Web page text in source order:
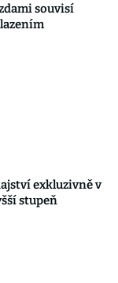
souvisí
exkluzivně v
stupeň